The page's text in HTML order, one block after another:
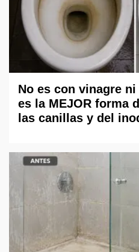
No es con vinagre
es la MEJOR forma
las canillas y del